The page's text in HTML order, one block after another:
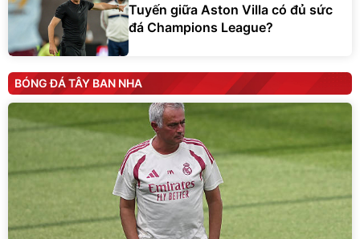
Tuyến giữa Aston Villa có đủ sức
đá Champions League?
BÓNG ĐÁ TÂY BAN NHA